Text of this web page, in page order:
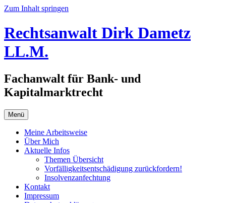
Zum Inhalt springen
Rechtsanwalt Dirk Dametz
LL.M.
Fachanwalt für Bank- und
Kapitalmarktrecht
Menü
Meine Arbeitsweise
Über Mich
Aktuelle Infos
Themen Übersicht
Vorfälligkeitsentschädigung zurückfordern!
Insolvenzanfechtung
Kontakt
Impressum